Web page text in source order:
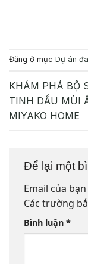
Đăng ở mục Dự án
KHÁM PHÁ BỘ
TINH DẦU MÙI
MIYAKO HOME
Để lại một
Email của
Các trường
Bình luận *